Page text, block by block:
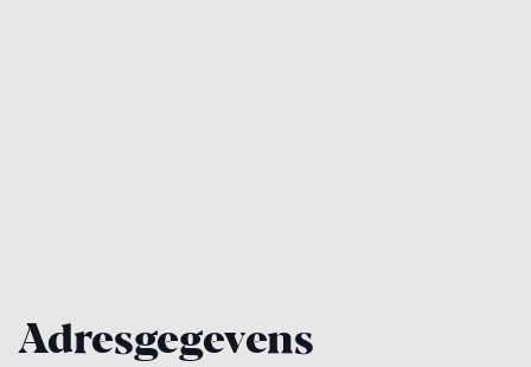
Adresgegevens